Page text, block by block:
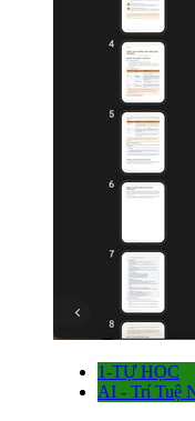
1-TỰ HỌC
AI - Trí Tuệ